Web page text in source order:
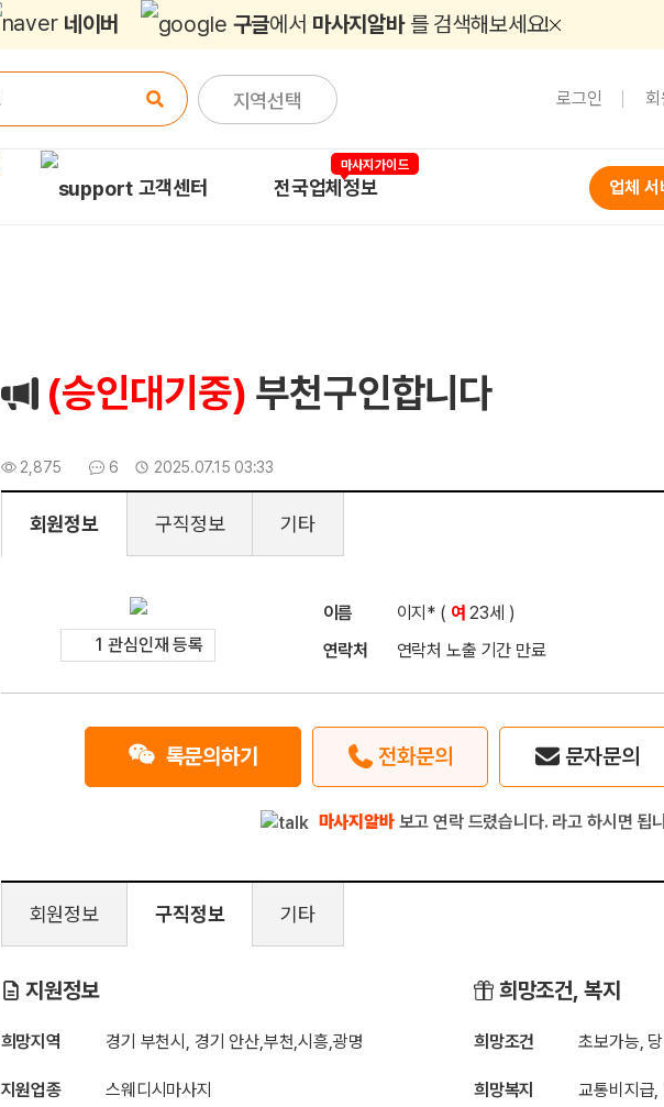
네이버 구글에서 마사지알바 를 검색해보세요!
지역선택 로그인
고객센터 전국업체정보
마사지가이드
업체 서
(승인대기중) 부천구인합니다
2,875조회 6댓글 2025.07.15 03:33업데이트일
회원정보 구직정보 기타
1 관심인재 등록
이름 이지* ( 여 23세 )
연락처
연락처 노출 기간 만료
톡문의하기 전화문의 문자문의
마사지알바보고 연락 드렸습니다. 라고 하시면 됩
회원정보 구직정보 기타
지원정보
희망지역 경기 부천시, 경기 안산,부천,시흥,광명
지원업종 스웨디시마사지
희망조건, 복지
희망조건 초보가능,
희망복지 교통비지급,